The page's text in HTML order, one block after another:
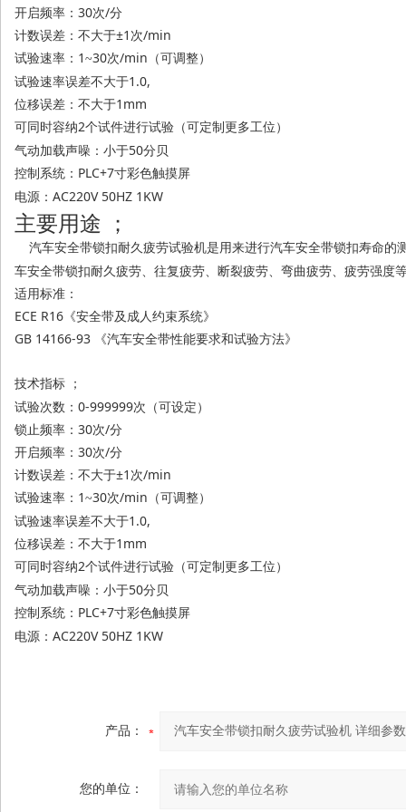
开启频率： 30次/分
计数误差：不大于±1次/min
试验速率： 1 ~30次/min（可调整）
试验速率误差不大于1.0,
位移误差：不大于1mm
可同时容纳2个试件进行试验 （可定制更多工位）
气动加载声噪：小于50分贝
控制系统： PLC+7寸彩色触摸屏
电源： AC220V 50HZ 1KW
主要用途 ；
汽车安全带锁扣耐久疲劳试验机是用来进行汽车安全带锁扣寿命
车安全带锁扣耐久疲劳、往复疲劳、断裂疲劳、弯曲疲劳、疲劳强度
适用标准：
ECE R16《安全带及成人约束系统》
GB 14166-93 《汽车安全带性能要求和试验方法》
技术指标 ；
试验次数： 0-999999次（可设定）
锁止频率： 30次/分
开启频率： 30次/分
计数误差：不大于±1次/min
试验速率： 1 ~30次/min（可调整）
试验速率误差不大于1.0,
位移误差：不大于1mm
可同时容纳2个试件进行试验 （可定制更多工位）
气动加载声噪：小于50分贝
控制系统： PLC+7寸彩色触摸屏
电源： AC220V 50HZ 1KW
产品：
您的单位：